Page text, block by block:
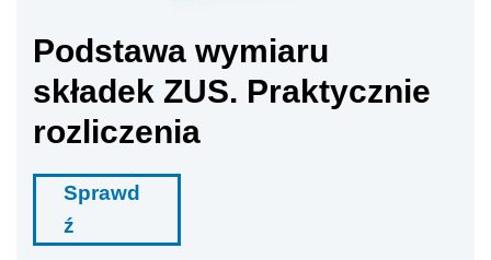
Podstawa wymiaru
składek ZUS. Praktycznie
rozliczenia
Sprawd
ź